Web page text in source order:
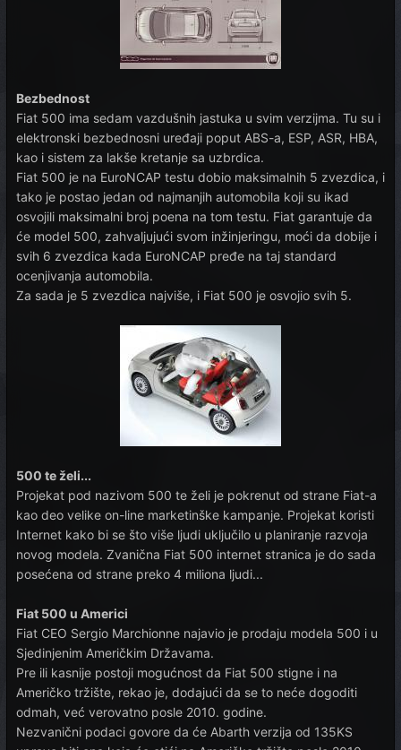
Bezbednost
Fiat 500 ima sedam vazdušnih jastuka u svim verzijma. Tu su i
elektronski bezbednosni uređaji poput ABS-a, ESP, ASR, HBA,
kao i sistem za lakše kretanje sa uzbrdica.
Fiat 500 je na EuroNCAP testu dobio maksimalnih 5 zvezdica, i
tako je postao jedan od najmanjih automobila koji su ikad
osvojili maksimalni broj poena na tom testu. Fiat garantuje da
će model 500, zahvaljujući svom inžinjeringu, moći da dobije i
svih 6 zvezdica kada EuroNCAP pređe na taj standard
ocenjivanja automobila.
Za sada je 5 zvezdica najviše, i Fiat 500 je osvojio svih 5.
500 te želi...
Projekat pod nazivom 500 te želi je pokrenut od strane Fiat-a
kao deo velike on-line marketinške kampanje. Projekat koristi
Internet kako bi se što više ljudi uključilo u planiranje razvoja
novog modela. Zvanična Fiat 500 internet stranica je do sada
posećena od strane preko 4 miliona ljudi...
Fiat 500 u Americi
Fiat CEO Sergio Marchionne najavio je prodaju modela 500 i u
Sjedinjenim Američkim Državama.
Pre ili kasnije postoji mogućnost da Fiat 500 stigne i na
Američko tržište, rekao je, dodajući da se to neće dogoditi
odmah, već verovatno posle 2010. godine.
Nezvanični podaci govore da će Abarth verzija od 135KS